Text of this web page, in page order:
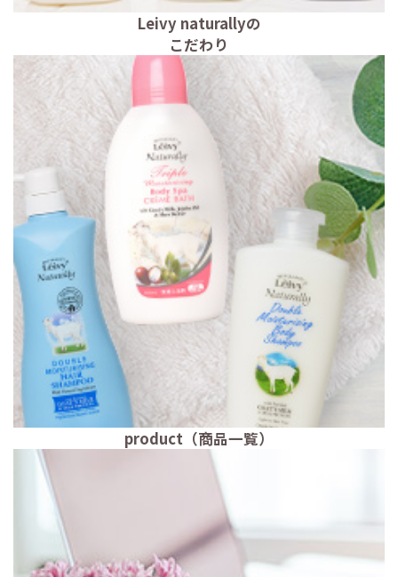
Leivy naturallyの
こだわり
product（商品一覧）